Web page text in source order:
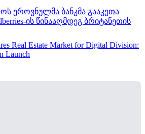
ეროვნულმა ბანკმა გააკეთა
ის წინააღმდეგ ბრიტანეთის
Real Estate Market for Digital Division:
Launch